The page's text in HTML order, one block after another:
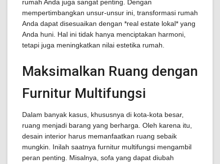
rumah Anda juga sangat penting. Dengan
mempertimbangkan unsur-unsur ini, transformasi rumah
Anda dapat disesuaikan dengan *real estate lokal* yang
Anda huni. Hal ini tidak hanya menciptakan harmoni,
tetapi juga meningkatkan nilai estetika rumah.
Maksimalkan Ruang dengan
Furnitur Multifungsi
Dalam banyak kasus, khususnya di kota-kota besar,
ruang menjadi barang yang berharga. Oleh karena itu,
desain interior harus memanfaatkan ruang sebaik
mungkin. Inilah saatnya furnitur multifungsi mengambil
peran penting. Misalnya, sofa yang dapat diubah